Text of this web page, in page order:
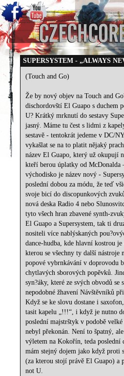
SUPERSYSTEM - „ALWAYS
(Touch and Go)
Že by nový objev na Touch and
dischordovští El Guapo s duchem
U? Krátký mrknutí do sestavy
jasný. Máme tu čest s lidmi z
sestavě - tentokrát jedeme v DC/
vykašlat se na to platit nějaký
název El Guapo, který už okupují
kteří berou úplatky od McDonalda
východisko je název nový -
poslední dobou za módu, že teď
svoje bicí do discopunkových
nová deska Radio 4 nebo
tyto všech hran zbavené synth-
El Guapo a Supersystem, tak ti
nositeli více nablýskaných
dance-hudba, kde hlavní kostrou je
kterou se všechny ty další nástroje
popové vybrnkávání v doprovodu
chytlavých sborových popěvků.
syn?áky, které ze svých obvodů
nepodobné žhavení Návštěvníků
Když se ke slovu dostane i
tasit kapelu „!!!“, i když je nutno
poslední majstrštyk v podobě velké
nebyl překonán. Není to špatný,
výletem na Kokořín, teda poslední
mám stejný dojem jako když proti
(za kterou stojí právě El Guapo) a
not U.